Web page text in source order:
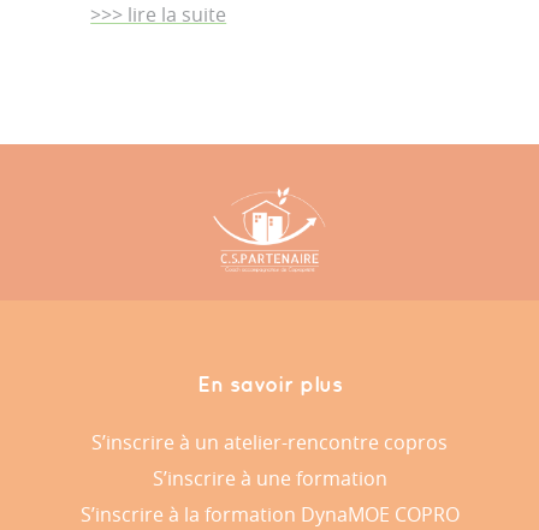
>>> lire la suite
En savoir plus
S’inscrire à un atelier-rencontre copros
S’inscrire à une formation
S’inscrire à la formation DynaMOE COPRO